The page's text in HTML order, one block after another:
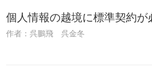
個人情報の越境に標準契約
作者：呉鵬飛 呉金冬